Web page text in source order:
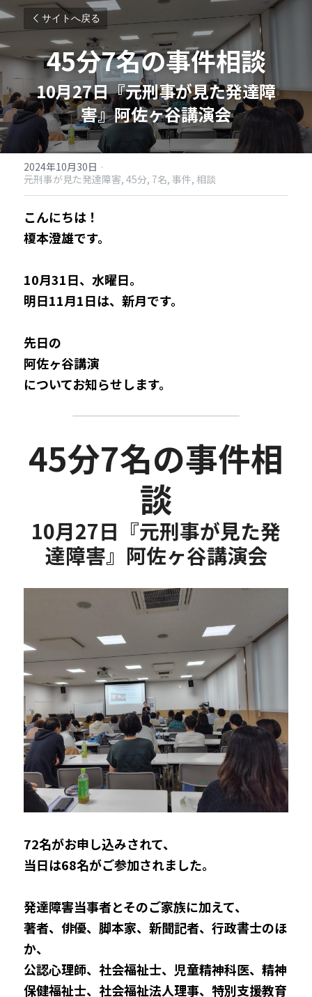
サイトへ戻る
45分7名の事件相談
10月27日『元刑事が見た発達障
害』阿佐ヶ谷講演会
2024年10月30日 ·
元刑事が見た発達障害, 45分, 7名, 事件, 相談
こんにちは！
榎本澄雄です。
10月31日、水曜日。
明日11月1日は、新月です。
先日の
阿佐ヶ谷講演
についてお知らせします。
45分7名の事件相
談
10月27日『元刑事が見た発
達障害』阿佐ヶ谷講演会
72名がお申し込みされて、
当日は68名がご参加されました。
発達障害当事者とそのご家族に加えて、
著者、俳優、脚本家、新聞記者、行政書士のほ
か、
公認心理師、 社会福祉士、児童精神科医、 精神
保健福祉士、社会福祉法人理事、 特別支援教育